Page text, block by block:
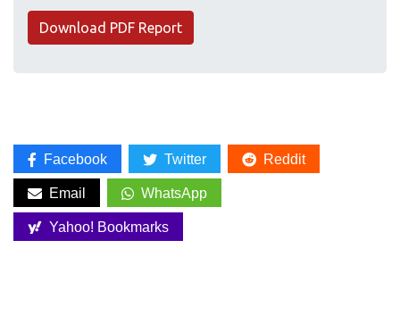
Download PDF Report
Facebook Twitter Reddit
Email WhatsApp
Yahoo! Bookmarks